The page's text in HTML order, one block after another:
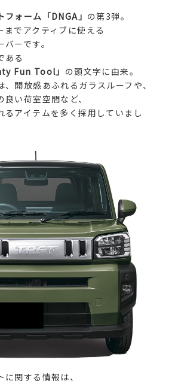
フォーム「DNGA」 の第3弾。
までアクティブに使える
ーです。
ある
Fun Tool」 の頭文字に由来。
開放感あふれるガラスルーフや、
い荷室空間など、
るアイテムを多く採用していまし
関する情報は、